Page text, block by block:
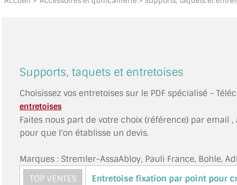
Supports, taquets et entretoises
Choisissez vos entretoises sur le PDF spécialisé -
entretoises
Faites nous part de votre choix (référence) par email
pour que l'on établisse un devis.
Marques : Stremler-AssaAbloy, Pauli France, Bohle,
TOP VENTES
Entretoise fixation par point pour